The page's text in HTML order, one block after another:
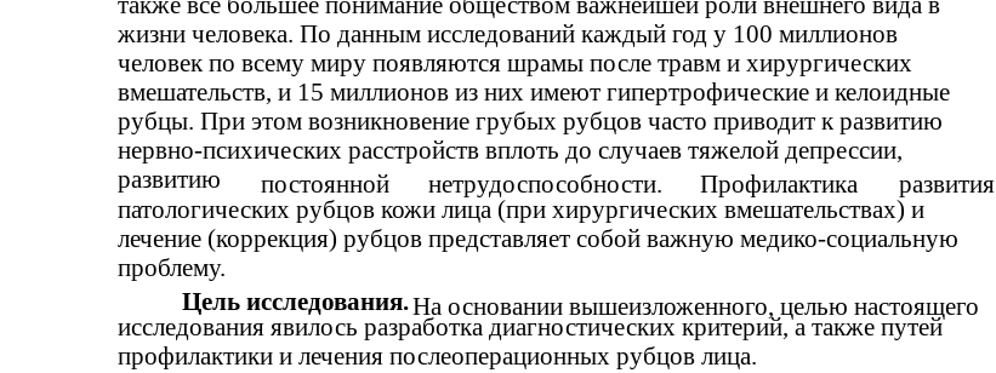
жизни человека. По данным исследований каждый год у 100 миллионов
человек по всему миру появляются шрамы после травм и хирургических
вмешательств, и 15 миллионов из них имеют гипертрофические и келоидные
рубцы. При этом возникновение грубых рубцов часто приводит к развитию
нервно-психических расстройств вплоть до случаев тяжелой депрессии,
развитию
постоянной нетрудоспособности. Профилактика
развития
патологических рубцов кожи лица (при хирургических вмешательствах) и
лечение (коррекция) рубцов представляет собой важную медико-социальную
проблему.
Цель исследования.На основании вышеизложенного, целью настоящего
исследования явилось разработка диагностических критерий, а также путей
профилактики и лечения послеоперационных рубцов лица.